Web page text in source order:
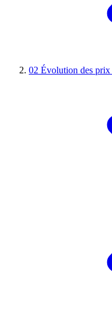
02 Évolution des prix